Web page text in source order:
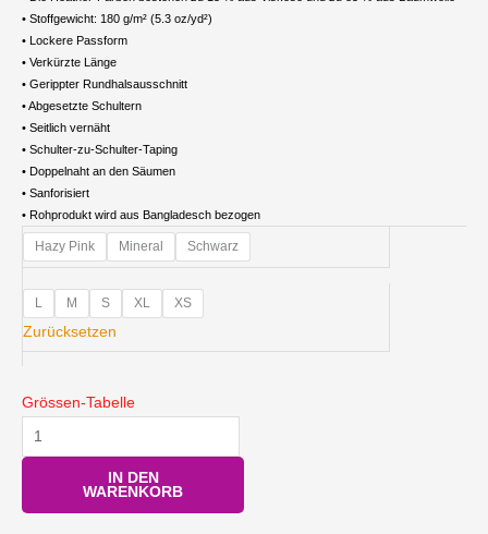
• Stoffgewicht: 180 g/m² (5.3 oz/yd²)
• Lockere Passform
• Verkürzte Länge
• Gerippter Rundhalsausschnitt
• Abgesetzte Schultern
• Seitlich vernäht
• Schulter-zu-Schulter-Taping
• Doppelnaht an den Säumen
• Sanforisiert
• Rohprodukt wird aus Bangladesch bezogen
Hazy Pink Mineral Schwarz
L M S XL XS
Zurücksetzen
Grössen-Tabelle
Damen-
Crop-
Top
Menge
IN DEN
WARENKORB